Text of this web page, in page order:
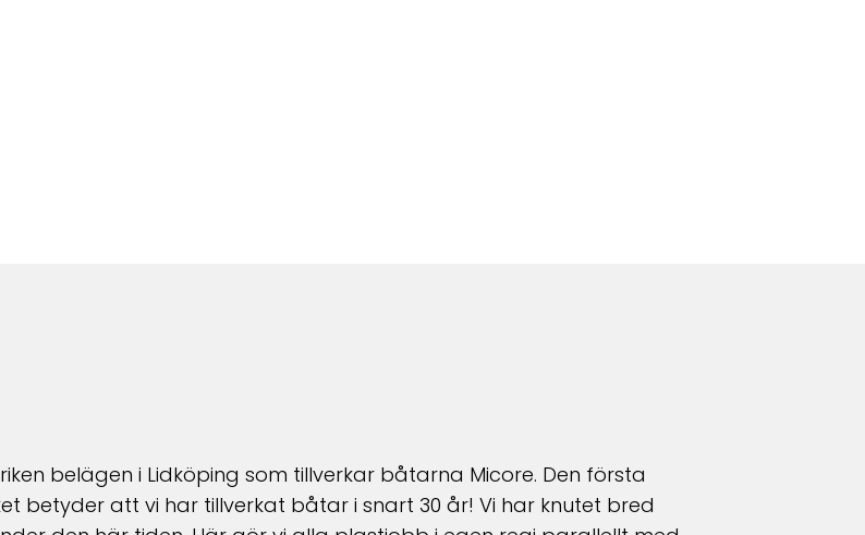
belägen i Lidköping som tillverkar båtarna Micore. Den första
betyder att vi har tillverkat båtar i snart 30 år! Vi har knutet bred